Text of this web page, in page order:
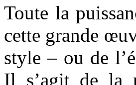
Toute la
cette grande
style – ou de
Il s’agit de la